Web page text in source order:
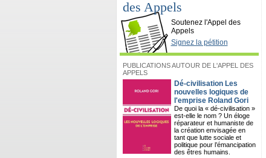
L'Appel des Appels
des Appels
Soutenez l'Appel des
Appels
Signez la pétition
PUBLICATIONS AUTOUR DE L'APPEL DES
APPELS
Dé-civilisation Les
nouvelles logiques de
l'emprise Roland Gori
De quoi la « dé-civilisation »
est-elle le nom ? Un éloge
réparateur et humaniste de
la création envisagée en
tant que lutte sociale et
politique pour l’émancipation
des êtres humains.